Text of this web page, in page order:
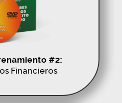
#2:
Financieros